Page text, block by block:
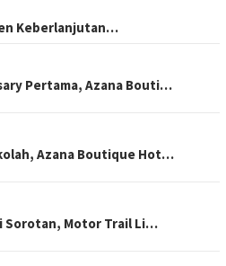
Keberlanjutan…
Pertama, Azana Bouti…
Azana Boutique Hot…
Sorotan, Motor Trail Li…